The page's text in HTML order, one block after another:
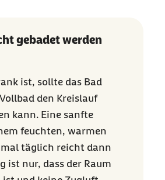
gebadet werden
ist, sollte das Bad
den Kreislauf
kann. Eine sanfte
feuchten, warmen
täglich reicht dann
ist nur, dass der Raum